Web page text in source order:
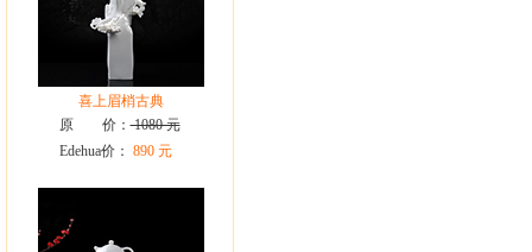
喜上眉梢古典
原 价：1080 元
Edehua价： 890 元